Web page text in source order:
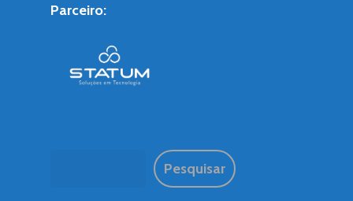
Parceiro:
Pesquisar